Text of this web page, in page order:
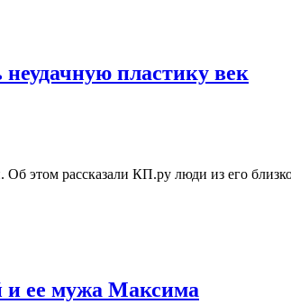
пластику век
этом рассказали КП.ру люди из его
и ее мужа Максима